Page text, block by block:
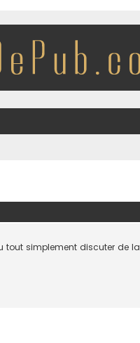
tout simplement discuter de la